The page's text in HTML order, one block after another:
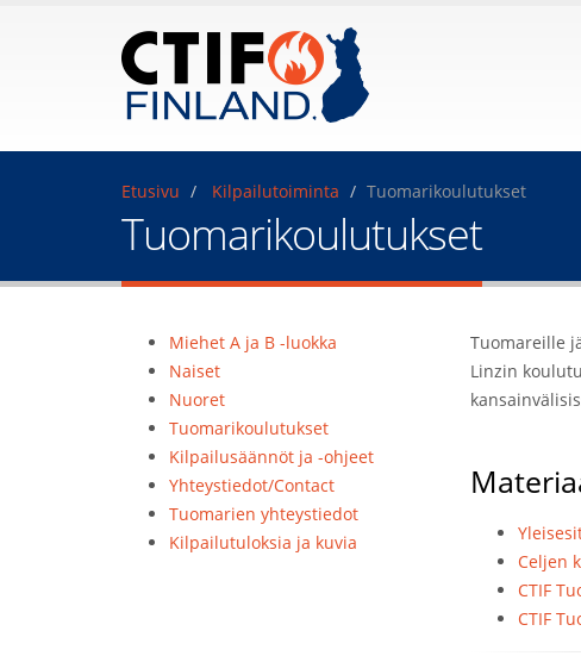
Etusivu Kilpailutoiminta Tuomarikoulutukset
Tuomarikoulutukset
Miehet A ja B -luokka
Naiset
Nuoret
Tuomarikoulutukset
Kilpailusäännöt ja -ohjeet
Yhteystiedot/Contact
Tuomarien yhteystiedot
Kilpailutuloksia ja kuvia
Tuomareille
Linzin
Celjen
CTIF
CTIF